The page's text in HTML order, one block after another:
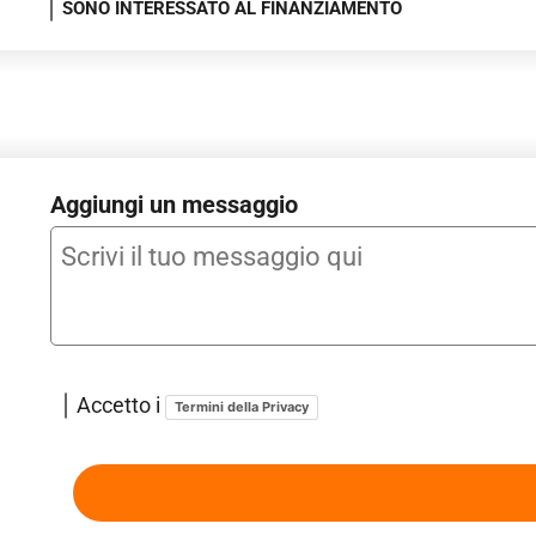
Pacchetto Interno Cromo [QJ1] - Pacchetto Sound -
lato passeggero - Predisposizione barre porta carico -
di parcheggio posteriori con frenata automatica di
(TPM+) - Sistema di riconoscimento della segnaletica
Start/Stop e recupero dell'energia in frenata [7L6] -
SONO INTERESSATO AL FINANZIAMENTO
Aggiungi un messaggio
Accetto i Termini della Privacy